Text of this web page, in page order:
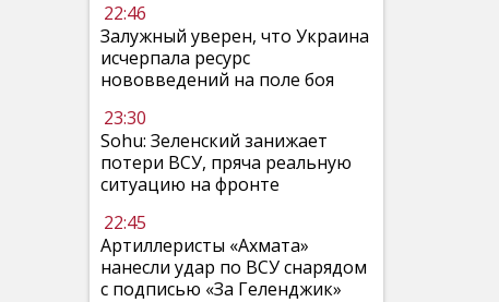
22:46
Залужный уверен, что Украина
исчерпала ресурс
нововведений на поле боя
23:30
Sohu: Зеленский занижает
потери ВСУ, пряча реальную
ситуацию на фронте
22:45
Артиллеристы «Ахмата»
нанесли удар по ВСУ снарядом
с подписью «За Геленджик»